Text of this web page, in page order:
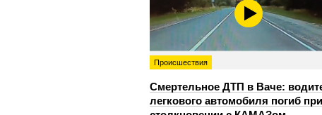
Происшествия
Смертельное ДТП в Ваче:
легкового автомобиля погиб при